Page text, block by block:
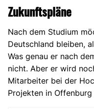
Zukunftspläne
Nach dem Studium
Deutschland bleiben,
Was genau er nach
nicht. Aber er wird
Mitarbeiter bei der
Projekten in